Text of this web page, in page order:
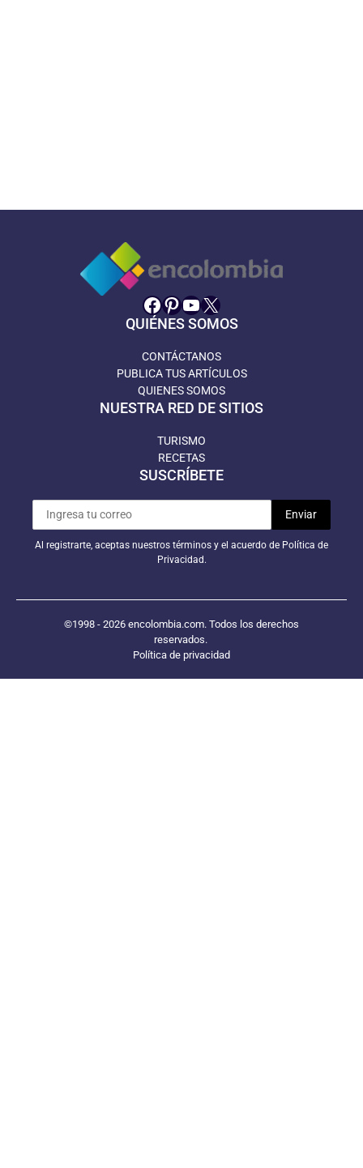
Facebook
Pinterest
YouTube
X
QUIÉNES SOMOS
CONTÁCTANOS
PUBLICA TUS ARTÍCULOS
QUIENES SOMOS
NUESTRA RED DE SITIOS
TURISMO
RECETAS
SUSCRÍBETE
Al registrarte, aceptas nuestros términos y el acuerdo de Política de
Privacidad.
©1998 - 2026 encolombia.com. Todos los derechos
reservados.
Política de privacidad